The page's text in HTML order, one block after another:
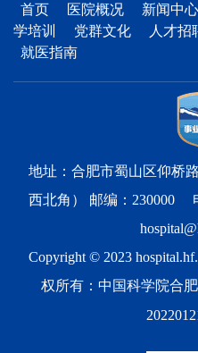
首页 医院概况 新闻中心
学培训
党群文化 人才招
就医指南
地址：合肥市蜀山区仰桥
西北角） 邮编：230000
Copyright © 2023
权所有：中国科学院合